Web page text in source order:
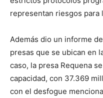
representan riesgos para
Además dio un informe
presas que se ubican en
caso, la presa Requena
capacidad, con 37.369
con el desfogue